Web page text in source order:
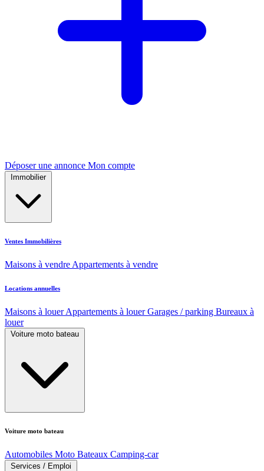
Déposer une annonce Mon compte
Immobilier
Ventes Immobilières
Maisons à vendre Appartements à vendre
Locations annuelles
Maisons à louerAppartements à louerGarages / parking Bureaux à
louer
Voiture moto bateau
Voiture moto bateau
Automobiles Moto Bateaux Camping-car
Services / Emploi